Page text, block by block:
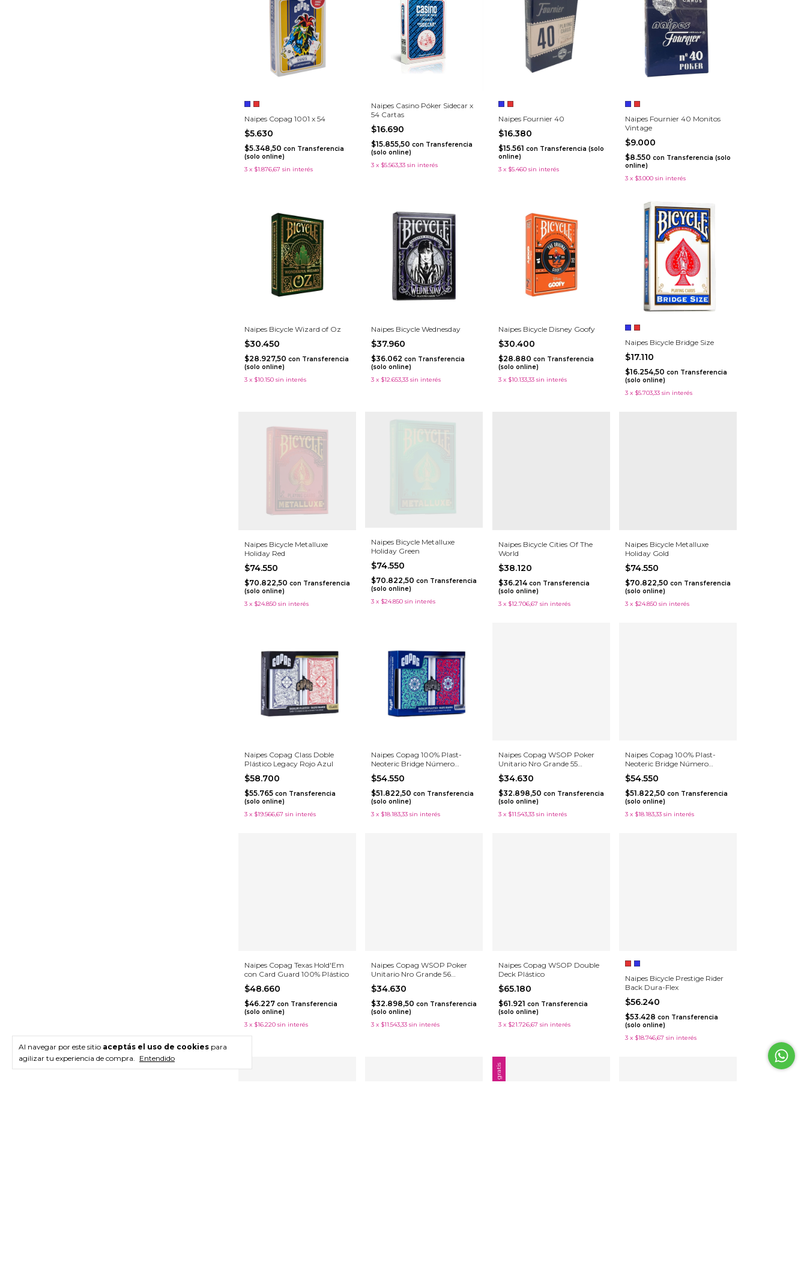
Al navegar por este sitio aceptás el uso de cookies para
agilizar tu experiencia de compra. Entendido
Naipes Copag 1001 x 54
$5.630
$5.348,50 con Transferencia
(solo online)
3 x $1.876,67 sin interés
Naipes Casino Póker Sidecar x
54 Cartas
$16.690
$15.855,50con Transferencia
(solo online)
3 x $5.563,33 sin interés
Naipes Fournier 40
$16.380
$15.561 con Transferencia (solo
online)
3 x $5.460 sin interés
Naipes Fournier 40 Monitos
Vintage
$9.000
$8.550 con Transferencia (solo
online)
3 x $3.000 sin interés
Naipes Bicycle Wizard of Oz
$30.450
$28.927,50 con Transferencia
(solo online)
3 x $10.150 sin interés
Naipes Bicycle Wednesday
$37.960
$36.062con Transferencia
(solo online)
3 x $12.653,33 sin interés
Naipes Bicycle Disney Goofy
$30.400
$28.880 con Transferencia
(solo online)
3 x $10.133,33 sin interés
Naipes Bicycle Bridge Size
$17.110
$16.254,50 con Transferencia
(solo online)
3 x $5.703,33 sin interés
Naipes Bicycle Metalluxe
Holiday Red
$74.550
$70.822,50 con Transferencia
(solo online)
3 x $24.850 sin interés
Naipes Bicycle Metalluxe
Holiday Green
$74.550
$70.822,50con Transferencia
(solo online)
3 x $24.850 sin interés
Naipes Bicycle Cities Of The
World
$38.120
$36.214 con Transferencia
(solo online)
3 x $12.706,67 sin interés
Naipes Bicycle Metalluxe
Holiday Gold
$74.550
$70.822,50 con Transferencia
(solo online)
3 x $24.850 sin interés
Naipes Copag Class Doble
Plástico Legacy Rojo Azul
$58.700
$55.765 con Transferencia
(solo online)
3 x $19.566,67 sin interés
Naipes Copag 100% Plast-
Neoteric Bridge Número
Grande Verde Rojo
$54.550
$51.822,50con Transferencia
(solo online)
3 x $18.183,33 sin interés
Naipes Copag WSOP Poker
Unitario Nro Grande 55
Plástico
$34.630
$32.898,50 con Transferencia
(solo online)
3 x $11.543,33 sin interés
Naipes Copag 100% Plast-
Neoteric Bridge Número
Grande
$54.550
$51.822,50 con Transferencia
(solo online)
3 x $18.183,33 sin interés
Naipes Copag Texas Hold'Em
con Card Guard 100% Plástico
$48.660
$46.227 con Transferencia
(solo online)
3 x $16.220 sin interés
Naipes Copag WSOP Poker
Unitario Nro Grande 56
Plástico
$34.630
$32.898,50con Transferencia
(solo online)
3 x $11.543,33 sin interés
Naipes Copag WSOP Double
Deck Plástico
$65.180
$61.921 con Transferencia
(solo online)
3 x $21.726,67 sin interés
Naipes Bicycle Prestige Rider
Back Dura-Flex
$56.240
$53.428 con Transferencia
(solo online)
3 x $18.746,67 sin interés
Envío gratis